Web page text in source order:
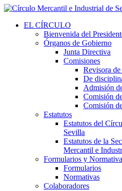
EL CÍRCULO
Bienvenida del
Órganos de Gobierno
Junta Directiva
Comisiones
Revisora de
De
Admisión
Comisión
Comisión
Estatutos
Estatutos del
Sevilla
Estatutos de la
Mercantil e
Formularios y
Formularios
Normativas
Colaboradores